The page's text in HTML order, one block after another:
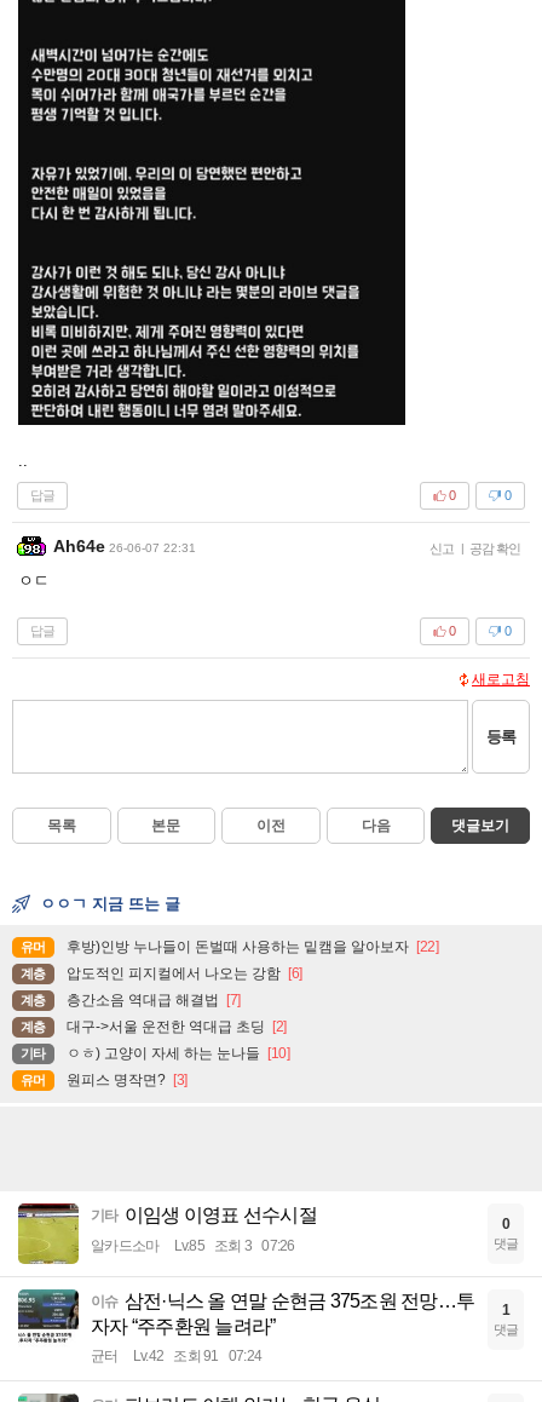
답글 0
0
Ah64e 26-06-07 22:31 신고 | 공감 확인
ㅇㄷ
답글 0
0
새로고침
등록
목록 본문 이전 다음 댓글보기
ㅇㅇㄱ 지금 뜨는 글
유머 후방)인방 누나들이 돈벌때 사용하는 밑캠을 알아보자 [22]
계층 압도적인 피지컬에서 나오는 강함 [6]
계층 층간소음 역대급 해결법 [7]
계층 대구->서울 운전한 역대급 초딩 [2]
기타 ㅇㅎ) 고양이 자세 하는 눈나들 [10]
유머 원피스 명작면? [3]
기타 이임생 이영표 선수시절
알카드소마 Lv.85 조회 3 07:26
0
댓글
이슈 삼전·닉스 올 연말 순현금 375조원 전망…투
자자 “주주환원 늘려라”
균터 Lv.42 조회 91 07:24
1
댓글